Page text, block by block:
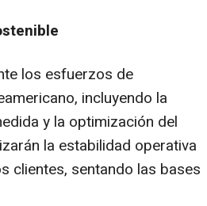
los esfuerzos de
incluyendo la
y la optimización del
la estabilidad operativa
clientes, sentando las bases